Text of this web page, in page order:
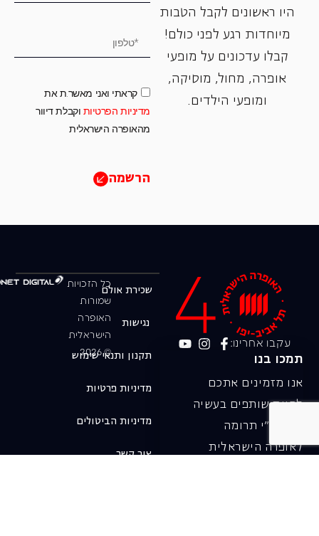
היו ראשונים לקבל הטבות
מיוחדות רגע לפני כולם!
קבלו עדכונים על מופעי
אופרה, ‏מחול, ‏מוסיקה,
ומופעי הילדים.
קראתי ואני מאשר.ת את
מדיניות הפרטיות וקבלת דיוור
מהאופרה הישראלית
הרשמה
עקבו אחרינו:
תמכו בנו
אנו מזמינים אתכם
להיות שותפים בעשיה
שלנו ע"י תרומה
לאופרה הישראלית
כל הזכויות
שמורות
האופרה
הישראלית
© 2026
שכירת אולם
נגישות
תקנון ותנאי שימוש
מדיניות פרטיות
מדיניות הביטולים
צור קשר